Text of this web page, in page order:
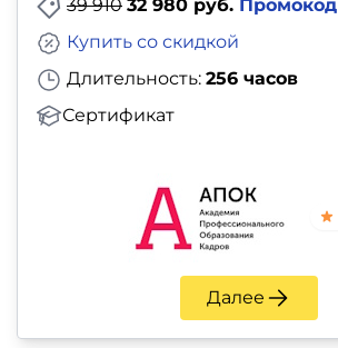
39 910 32 980 руб. Промокод
Длительность: 256 часов
Сертификат
Купить со скидкой
Далее